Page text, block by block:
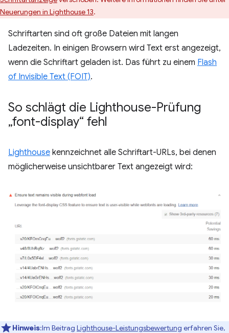
Neuerungen in Lighthouse 13.
Schriftarten sind oft große Dateien mit langen
Ladezeiten. In einigen Browsern wird Text erst angezeigt,
wenn die Schriftart geladen ist. Das führt zu einem Flash
of Invisible Text (FOIT).
So schlägt die Lighthouse-Prüfung
„font-display“ fehl
Lighthouse kennzeichnet alle Schriftart-URLs, bei denen
möglicherweise unsichtbarer Text angezeigt wird:
Hinweis:Im Beitrag Lighthouse-Leistungsbewertung erfahren Sie,